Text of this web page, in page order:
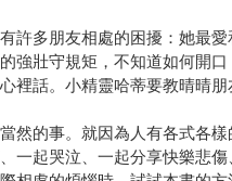
許多朋友相處的困擾：她最
強壯守規矩，不知道如何開
裡話。小精靈哈蒂要教晴晴
然的事。就因為人有各式各
一起哭泣、一起分享快樂悲